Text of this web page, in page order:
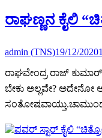
ರಾಘಣ್ಣನ ಕೈಲಿ
admin (TNS)19/12/2020
ರಾಘವೇಂದ್ರ ರಾಜ್
ಬೇಕು ಅಲ್ಲವೇ? ಅದೇನೋ